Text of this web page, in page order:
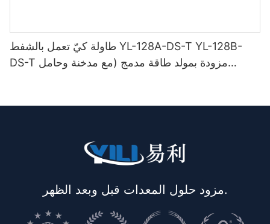
طاولة كيّ تعمل بالشفط YL-128A-DS-T YL-128B-
DS-T مزودة بمولد طاقة مدمج (مع مدخنة وحامل
مزود حلول المعدات قبل وبعد الظهر.